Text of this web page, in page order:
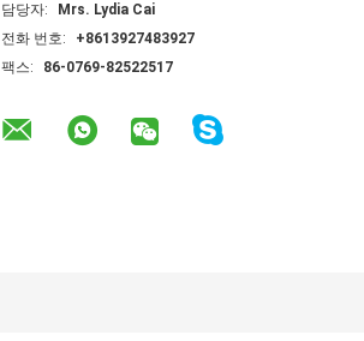
담당자:
Mrs. Lydia Cai
전화 번호:
+8613927483927
팩스:
86-0769-82522517